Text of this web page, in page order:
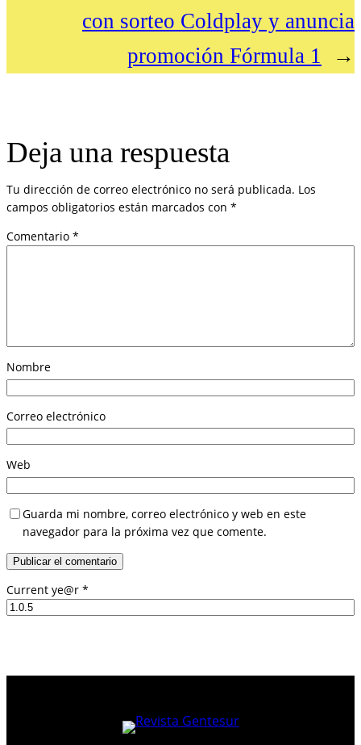
con sorteo Coldplay y anuncia
promoción Fórmula 1
→
Deja una respuesta
Tu dirección de correo electrónico no será publicada. Los
campos obligatorios están marcados con *
Comentario *
Nombre
Correo electrónico
Web
Guarda mi nombre, correo electrónico y web en este
navegador para la próxima vez que comente.
Current ye@r *